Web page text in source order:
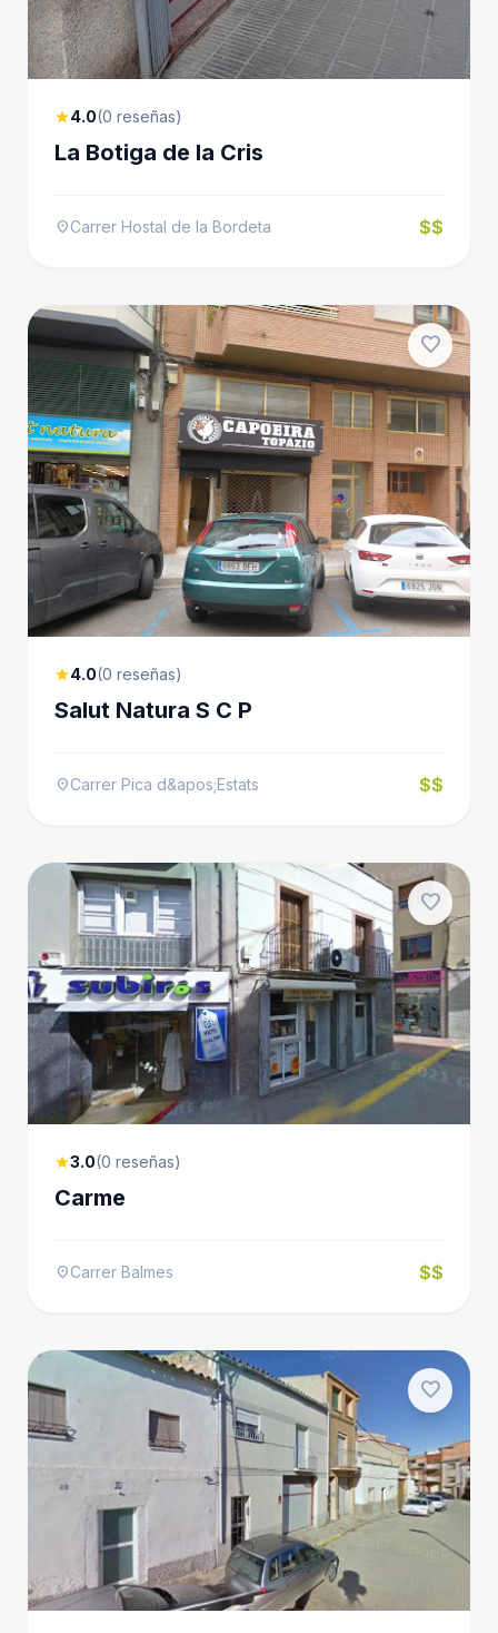
star4.0(0 reseñas)
La Botiga de la Cris
location_onCarrer Hostal de la Bordeta $$
favorite
star4.0(0 reseñas)
Salut Natura S C P
location_onCarrer Pica d&apos;Estats $$
favorite
star3.0(0 reseñas)
Carme
location_onCarrer Balmes $$
favorite